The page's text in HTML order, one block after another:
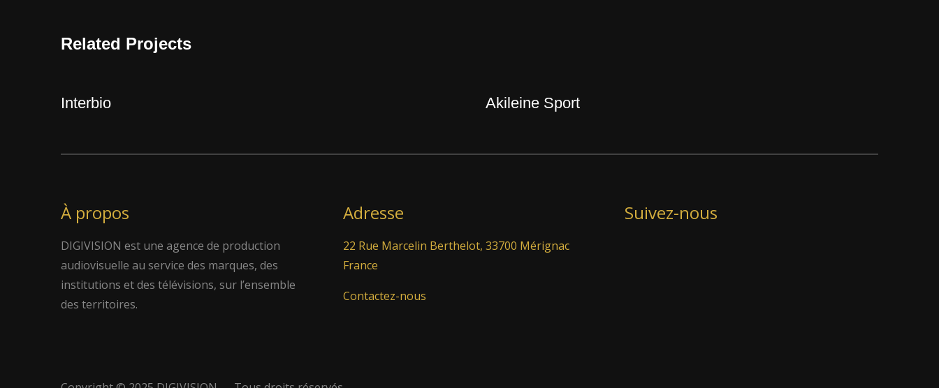
Related Projects
Interbio Akileine Sport
À propos
DIGIVISION est une agence de production
audiovisuelle au service des marques, des
institutions et des télévisions, sur l’ensemble
des territoires.
Adresse
22 Rue Marcelin Berthelot, 33700 Mérignac
France
Contactez-nous
Suivez-nous